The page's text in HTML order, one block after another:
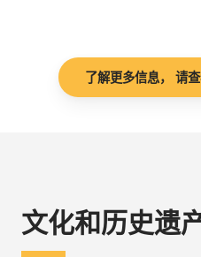
了解更多信息， 请
文化和历史遗